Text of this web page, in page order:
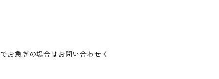
お急ぎの場合はお問い合わせく